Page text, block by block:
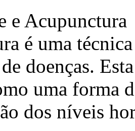
é uma
doenças.
uma forma
dos níveis